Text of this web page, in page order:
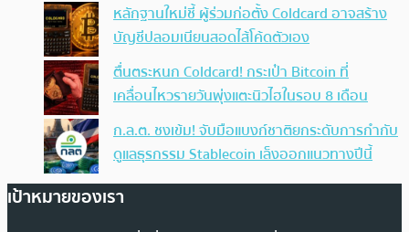
หลักฐานใหม่ชี้ ผู้ร่วมก่อตั้ง Coldcard อาจสร้าง
บัญชีปลอมเนียนสอดไส้โค้ดตัวเอง
ตื่นตระหนก Coldcard! กระเป๋า Bitcoin ที่
เคลื่อนไหวรายวันพุ่งแตะนิวไฮในรอบ 8 เดือน
ก.ล.ต. ชงเข้ม! จับมือแบงก์ชาติยกระดับการกำกับ
ดูแลธุรกรรม Stablecoin เล็งออกแนวทางปีนี้
เป้าหมายของเรา